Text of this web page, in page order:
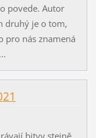
povede. Autor
druhý je o tom,
pro nás znamená
bitvy stejně